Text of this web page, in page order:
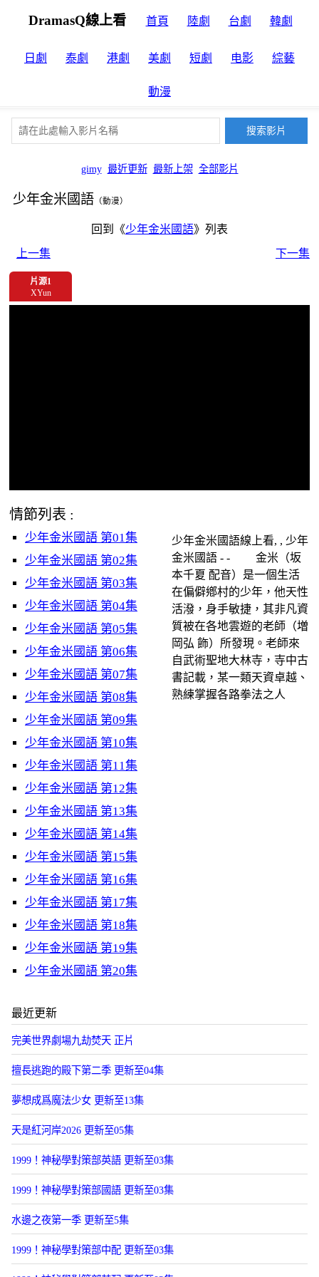
DramasQ線上看 首頁 陸劇 台劇 韓劇
日劇 泰劇 港劇 美劇 短劇 电影 綜藝
動漫
gimy 最近更新 最新上架 全部影片
少年金米國語 （動漫）
回到《少年金米國語》列表
上一集
下一集
片源1
XYun
情節列表 :
少年金米國語 第01集
少年金米國語 第02集
少年金米國語 第03集
少年金米國語 第04集
少年金米國語 第05集
少年金米國語 第06集
少年金米國語 第07集
少年金米國語 第08集
少年金米國語 第09集
少年金米國語 第10集
少年金米國語 第11集
少年金米國語 第12集
少年金米國語 第13集
少年金米國語 第14集
少年金米國語 第15集
少年金米國語 第16集
少年金米國語 第17集
少年金米國語 第18集
少年金米國語 第19集
少年金米國語 第20集
少年金米國語線上看, , 少年
金米國語 - - 金米（坂
本千夏 配音）是一個生活
在偏僻鄕村的少年，他天性
活潑，身手敏捷，其非凡資
質被在各地雲遊的老師（増
岡弘 飾）所發現。老師來
自武術聖地大林寺，寺中古
書記載，某一類天資卓越、
熟練掌握各路拳法之人
最近更新
​完美世界劇場九劫焚天​ 正片
擅長逃跑的殿下第二季 更新至04集
夢想成爲魔法少女 更新至13集
天是紅河岸2026 更新至05集
1999！神秘學對策部英語 更新至03集
1999！神秘學對策部國語 更新至03集
水邊之夜第一季 更新至5集
1999！神秘學對策部中配 更新至03集